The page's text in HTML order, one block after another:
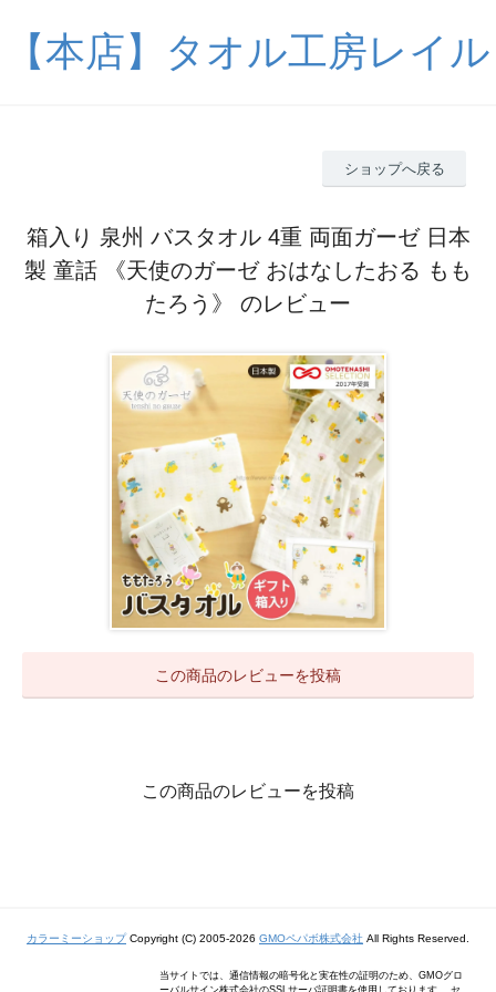
【本店】タオル工房レイル
ショップへ戻る
箱入り 泉州 バスタオル 4重 両面ガーゼ 日本
製 童話 《天使のガーゼ おはなしたおる もも
たろう》 のレビュー
この商品のレビューを投稿
この商品のレビューを投稿
カラーミーショップCopyright (C) 2005-2026 GMOペパボ株式会社 All Rights Reserved.
当サイトでは、通信情報の暗号化と実在性の証明のため、GMOグロ
ーバルサイン株式会社のSSLサーバ証明書を使用しております。 セ